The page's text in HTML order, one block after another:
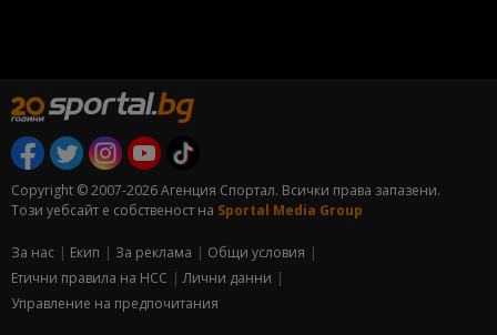
Copyright © 2007-2026 Агенция Спортал. Всички права запазени.
Този уебсайт е собственост на Sportal Media Group
За нас Екип За рекламa
Общи условия
Етични правила на НСС
Лични данни
Управление на предпочитания